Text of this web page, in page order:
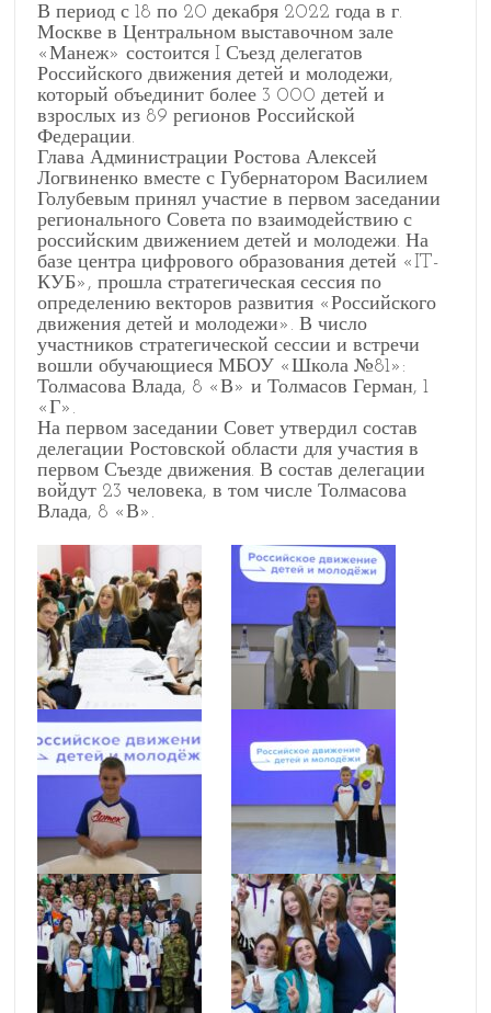
В период с 18 по 20 декабря 2022 года в г.
Москве в Центральном выставочном зале
«Манеж» состоится I Съезд делегатов
Российского движения детей и молодежи,
который объединит более 3 000 детей и
взрослых из 89 регионов Российской
Федерации.
Глава Администрации Ростова Алексей
Логвиненко вместе с Губернатором Василием
Голубевым принял участие в первом заседании
регионального Совета по взаимодействию с
российским движением детей и молодежи. На
базе центра цифрового образования детей «IT-
КУБ», прошла стратегическая сессия по
определению векторов развития «Российского
движения детей и молодежи». В число
участников стратегической сессии и встречи
вошли обучающиеся МБОУ «Школа №81»:
Толмасова Влада, 8 «В» и Толмасов Герман, 1
«Г».
На первом заседании Совет утвердил состав
делегации Ростовской области для участия в
первом Съезде движения. В состав делегации
войдут 23 человека, в том числе Толмасова
Влада, 8 «В».